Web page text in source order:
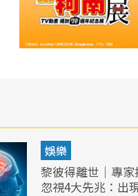
娛樂
黎彼得離世｜專
忽視4大先兆：出